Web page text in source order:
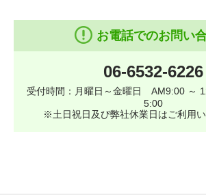
お電話でのお問い
06-6532-6226
受付時間：月曜日～金曜日 AM9:00 ～
5:00
※土日祝日及び弊社休業日はご利用